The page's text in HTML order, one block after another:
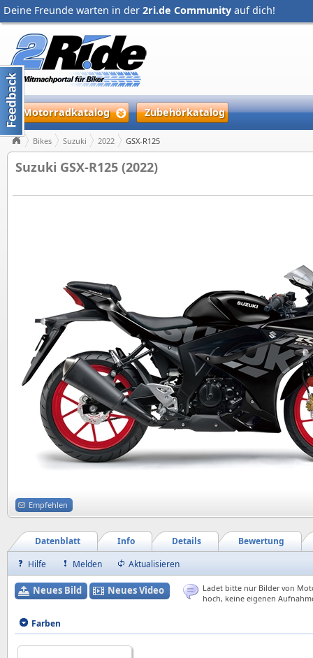
Deine Freunde warten in der 2ri.de Community auf dich!
Motorradkatalog Zubehörkatalog
Bikes Suzuki 2022 GSX-R125
Suzuki GSX-R125 (2022)
Empfehlen
Bewertung
Details
Info
Datenblatt
Hilfe
Melden Aktualisieren
Neues Bild Neues Video
Ladet bitte nur Bilder von
hoch, keine eigenen
Farben